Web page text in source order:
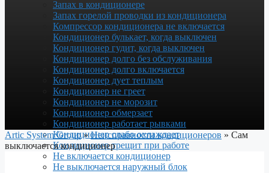
Запах в кондиционере
Запах горелой проводки из кондиционера
Компрессор кондиционера не включается
Кондиционер булькает, когда выключен
Кондиционер гудит, когда выключен
Кондиционер долго без обслуживания
Кондиционер долго включается
Кондиционер дует теплым
Кондиционер не греет
Кондиционер не морозит
Кондиционер обмерзает
Кондиционер работает рывками
Кондиционер слабо охлаждает
Кондиционер трещит при работе
Не включается кондиционер
Не выключается наружный блок
Artic System Group»Неисправности кондиционеров » Сам
выключается кондиционер